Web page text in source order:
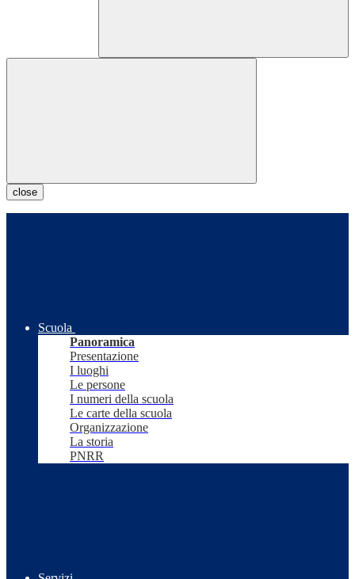
close
Scuola
Panoramica
Presentazione
I luoghi
Le persone
I numeri della scuola
Le carte della scuola
Organizzazione
La storia
PNRR